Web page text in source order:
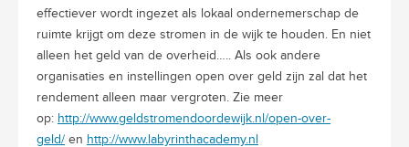
effectiever wordt ingezet als lokaal ondernemerschap de
ruimte krijgt om deze stromen in de wijk te houden. En niet
alleen het geld van de overheid….. Als ook andere
organisaties en instellingen open over geld zijn zal dat het
rendement alleen maar vergroten. Zie meer
op: http://www.geldstromendoordewijk.nl/open-over-
geld/ en http://www.labyrinthacademy.nl